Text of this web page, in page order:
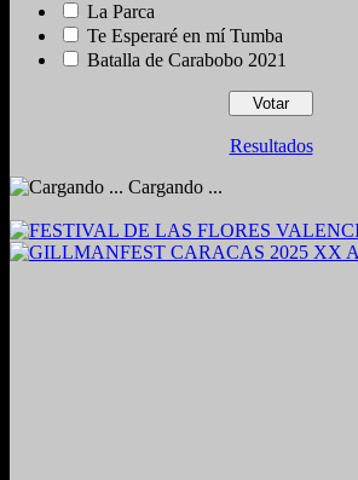
La Parca
Te Esperaré en mí Tumba
Batalla de Carabobo 2021
Resultados
Cargando ...